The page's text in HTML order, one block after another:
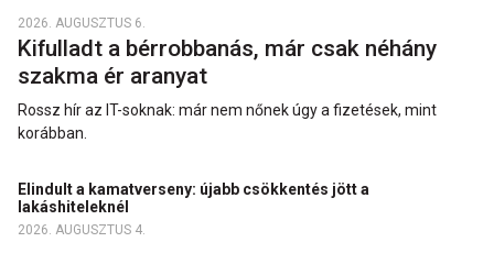
2026. AUGUSZTUS 6.
Kifulladt a bérrobbanás, már csak néhány
szakma ér aranyat
Rossz hír az IT-soknak: már nem nőnek úgy a fizetések, mint
korábban.
Elindult a kamatverseny: újabb csökkentés jött a
lakáshiteleknél
2026. AUGUSZTUS 4.